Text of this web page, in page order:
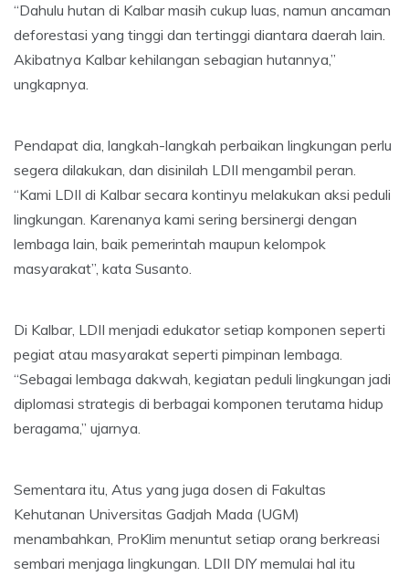
“Dahulu hutan di Kalbar masih cukup luas, namun ancaman
deforestasi yang tinggi dan tertinggi diantara daerah lain.
Akibatnya Kalbar kehilangan sebagian hutannya,”
ungkapnya.
Pendapat dia, langkah-langkah perbaikan lingkungan perlu
segera dilakukan, dan disinilah LDII mengambil peran.
“Kami LDII di Kalbar secara kontinyu melakukan aksi peduli
lingkungan. Karenanya kami sering bersinergi dengan
lembaga lain, baik pemerintah maupun kelompok
masyarakat”, kata Susanto.
Di Kalbar, LDII menjadi edukator setiap komponen seperti
pegiat atau masyarakat seperti pimpinan lembaga.
“Sebagai lembaga dakwah, kegiatan peduli lingkungan jadi
diplomasi strategis di berbagai komponen terutama hidup
beragama,” ujarnya.
Sementara itu, Atus yang juga dosen di Fakultas
Kehutanan Universitas Gadjah Mada (UGM)
menambahkan, ProKlim menuntut setiap orang berkreasi
sembari menjaga lingkungan. LDII DIY memulai hal itu